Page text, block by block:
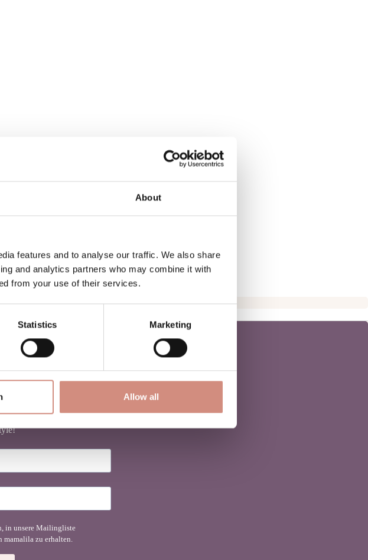
About
features and to analyse our traffic. We also share
and analytics partners who may combine it with
from your use of their services.
Statistics Marketing
Allow all
in unsere Mailingliste
mamalila zu erhalten.